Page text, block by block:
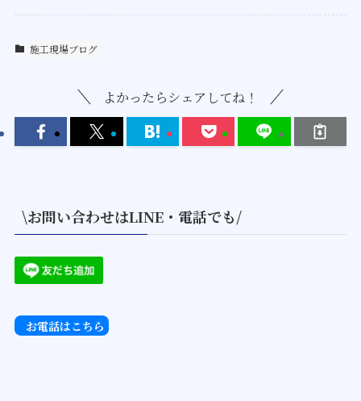
施工現場ブログ
よかったらシェアしてね！
\お問い合わせはLINE・電話でも/
お電話はこちら